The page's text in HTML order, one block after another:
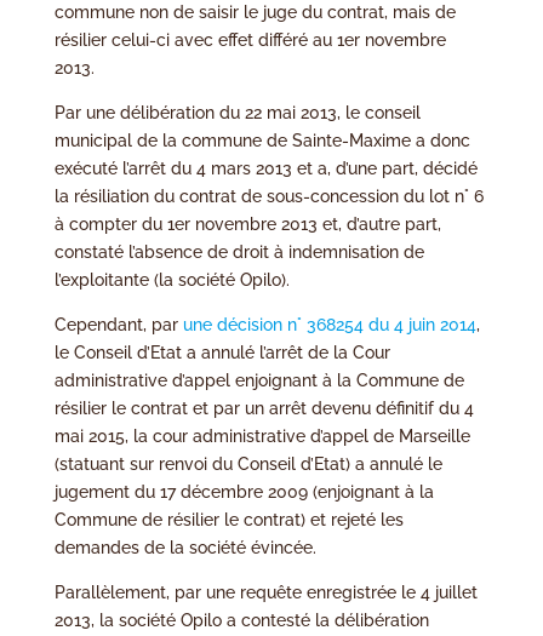
commune non de saisir le juge du contrat, mais de
résilier celui-ci avec effet différé au 1er novembre
2013.
Par une délibération du 22 mai 2013, le conseil
municipal de la commune de Sainte-Maxime a donc
exécuté l’arrêt du 4 mars 2013 et a, d’une part, décidé
la résiliation du contrat de sous-concession du lot n° 6
à compter du 1er novembre 2013 et, d’autre part,
constaté l’absence de droit à indemnisation de
l’exploitante (la société Opilo).
Cependant, par une décision n° 368254 du 4 juin 2014,
le Conseil d’Etat a annulé l’arrêt de la Cour
administrative d’appel enjoignant à la Commune de
résilier le contrat et par un arrêt devenu définitif du 4
mai 2015, la cour administrative d’appel de Marseille
(statuant sur renvoi du Conseil d’Etat) a annulé le
jugement du 17 décembre 2009 (enjoignant à la
Commune de résilier le contrat) et rejeté les
demandes de la société évincée.
Parallèlement, par une requête enregistrée le 4 juillet
2013, la société Opilo a contesté la délibération